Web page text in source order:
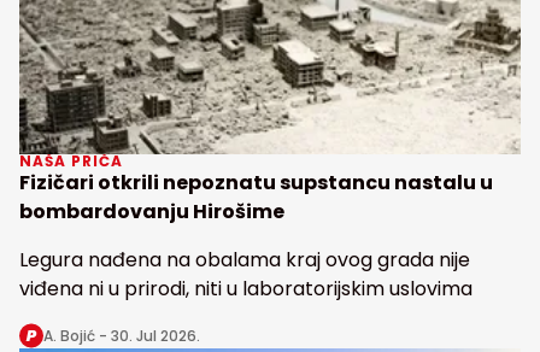
NAŠA PRIČA
Fizičari otkrili nepoznatu supstancu nastalu u
bombardovanju Hirošime
Legura nađena na obalama kraj ovog grada nije
viđena ni u prirodi, niti u laboratorijskim uslovima
A. Bojić - 30. Jul 2026.